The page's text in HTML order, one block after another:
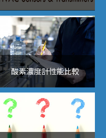
酸素濃度計性能比較